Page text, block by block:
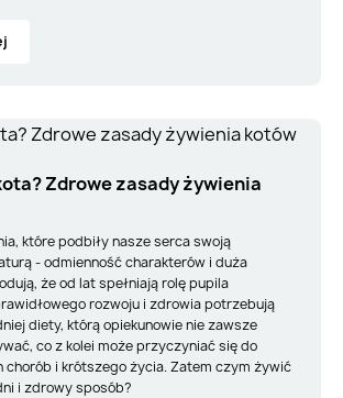
Zdrowe zasady żywienia
które podbiły nasze serca swoją
- odmienność charakterów i duża
że od lat spełniają rolę pupila
rozwoju i zdrowia potrzebują
diety, którą opiekunowie nie zawsze
co z kolei może przyczyniać się do
chorób i krótszego życia. Zatem czym żywić
i zdrowy sposób?